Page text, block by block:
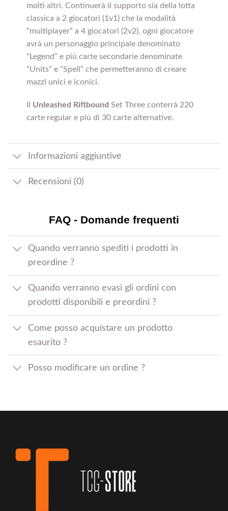
molti altri. Continuerà il supporto sia della lotta
classica a 2 giocatori (1v1) che la modalità
“multiplayer” a 4 giocatori (2v2), ogni giocatore
avrà un personaggio principale denominato
“Legend” e più carte secondarie denominate
“Units” e “Spell” che permetteranno di creare
mazzi unici e iconici.
Unleashed Riftbound Set Three conterrà 220
carte regular e più di 30 carte alternative.
Informazioni aggiuntive
Recensioni (0)
FAQ - Domande frequenti
Quando verranno spediti i prodotti in
preordine ?
Quando verranno evasi gli ordini con
prodotti disponibili e preordini ?
Come posso acquistare un prodotto
esaurito ?
Posso modificare un ordine ?